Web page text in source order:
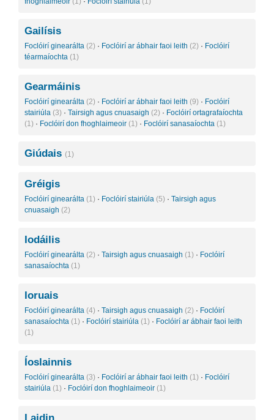
Gailísis
Foclóirí ginearálta (2) · Foclóirí ar ábhair faoi leith (2) · Foclóirí
téarmaíochta (1)
Gearmáinis
Foclóirí ginearálta (2) · Foclóirí ar ábhair faoi leith (9) · Foclóirí
stairiúla (3) · Tairsigh agus cnuasaigh (2) · Foclóirí ortagrafaíochta
(1) · Foclóirí don fhoghlaimeoir (1) · Foclóirí sanasaíochta (1)
Giúdais (1)
Gréigis
Foclóirí ginearálta (1) · Foclóirí stairiúla (5) · Tairsigh agus
cnuasaigh (2)
Iodáilis
Foclóirí ginearálta (2) · Tairsigh agus cnuasaigh (1) · Foclóirí
sanasaíochta (1)
Ioruais
Foclóirí ginearálta (4) · Tairsigh agus cnuasaigh (2) · Foclóirí
sanasaíochta (1) · Foclóirí stairiúla (1) · Foclóirí ar ábhair faoi leith
(1)
Íoslainnis
Foclóirí ginearálta (3) · Foclóirí ar ábhair faoi leith (1) · Foclóirí
stairiúla (1) · Foclóirí don fhoghlaimeoir (1)